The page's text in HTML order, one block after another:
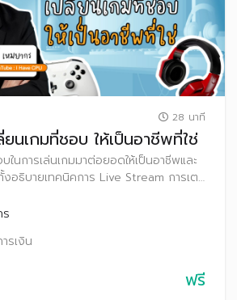
28 นาที
นเกมที่ชอบ ให้เป็นอาชีพที่ใช่
บในการเล่นเกมมาต่อยอดให้เป็นอาชีพและ
อธิบายเทคนิคการ Live Stream การเตรี
เทคนิคการวางแผนภาษีสำหรับฟรีแลนซ์
รเงิน
ฟรี